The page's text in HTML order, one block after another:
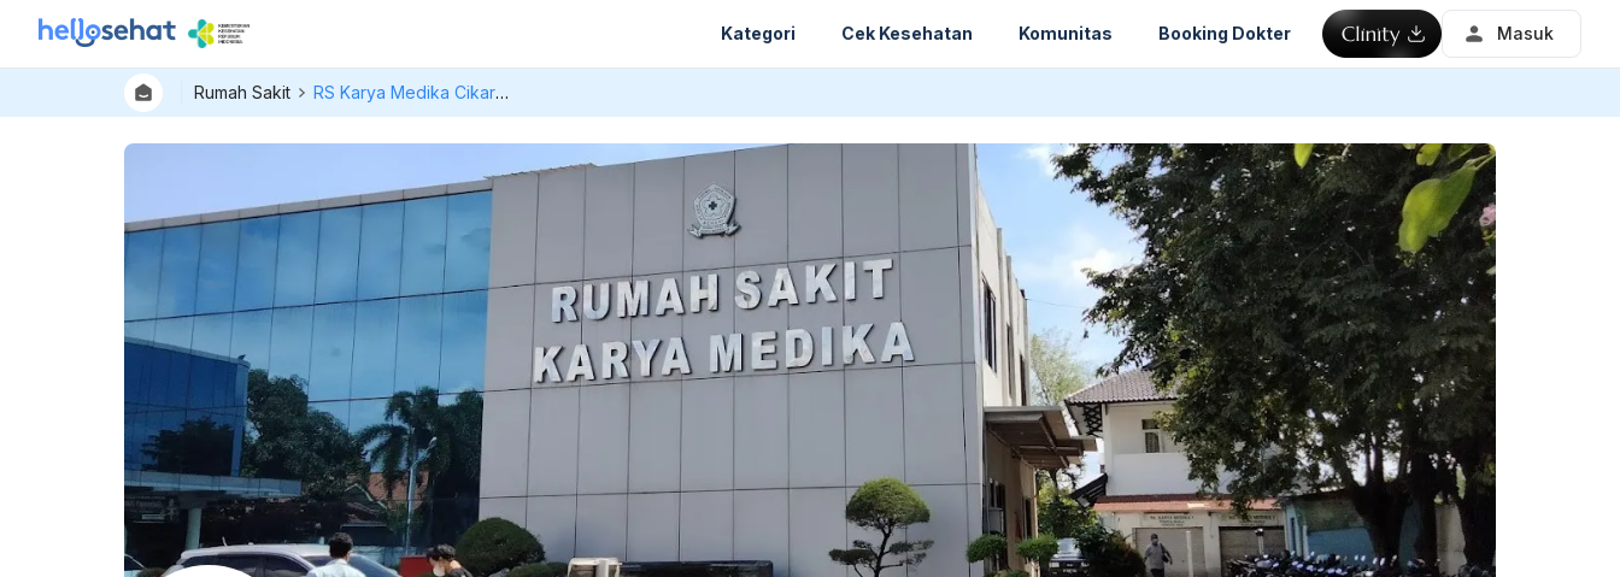
Kategori Cek Kesehatan Komunitas Booking Dokter Masuk
Rumah Sakit RS Karya Medika Cikarang Barat